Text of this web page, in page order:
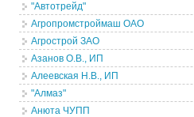
"Автотрейд"
Агропромстроймаш ОАО
Агрострой ЗАО
Азанов О.В., ИП
Алеевская Н.В., ИП
"Алмаз"
Анюта ЧУПП